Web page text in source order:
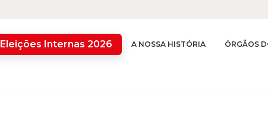
Eleições Internas 2026 A NOSSA HISTÓRIA ÓRGÃOS